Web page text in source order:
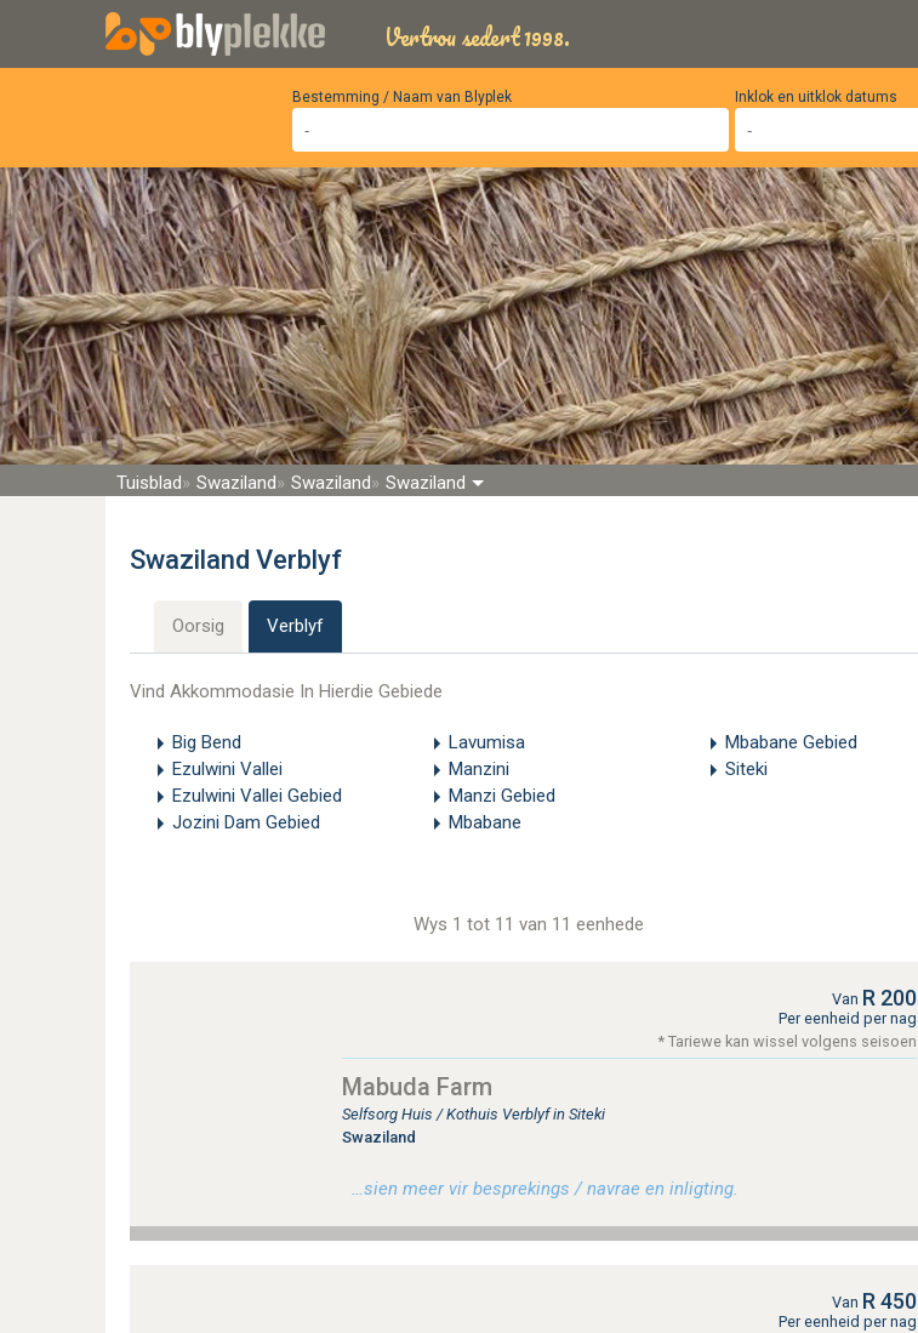
Vertrou sedert 1998.
Bestemming / Naam van Blyplek Inklok en uitklok datums
Tuisblad Swaziland Swaziland Swaziland
Swaziland Verblyf
Oorsig Verblyf
Vind Akkommodasie In Hierdie Gebiede
Big Bend
Ezulwini Vallei
Ezulwini Vallei Gebied
Jozini Dam Gebied
Lavumisa
Manzini
Manzi Gebied
Mbabane
Mbabane Gebied
Siteki
Wys 1 tot 11 van 11 eenhede
Van R 200
Per eenheid per nag
* Tariewe kan wissel volgens seisoen
Mabuda Farm
Selfsorg Huis / Kothuis Verblyf in Siteki
Swaziland
…sien meer vir besprekings / navrae en inligting.
Van R 450
Per eenheid per nag